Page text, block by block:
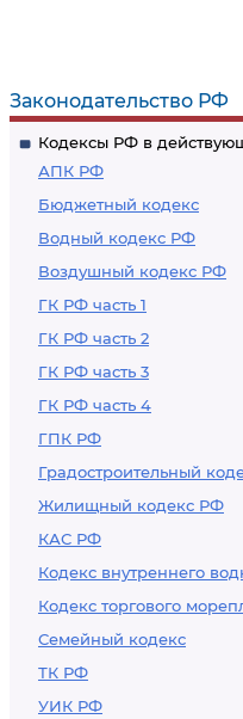
Законодательство РФ
Кодексы РФ в
АПК РФ
Бюджетный кодекс
Водный кодекс РФ
Воздушный кодекс РФ
ГК РФ часть 1
ГК РФ часть 2
ГК РФ часть 3
ГК РФ часть 4
ГПК РФ
Градостроительный
Жилищный кодекс РФ
КАС РФ
Кодекс внутреннего
Кодекс торгового
Семейный кодекс
ТК РФ
УИК РФ
транспортными
средствами,
помещенными под
определенный
таможенный режим,
изменение их
состояния,
пользование и
распоряжение ими